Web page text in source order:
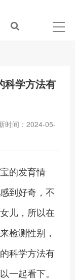
科学方法有
时间：2024-05-
的发育情
到好奇，不
儿，所以在
检测性别，
科学方法有
一起看下。